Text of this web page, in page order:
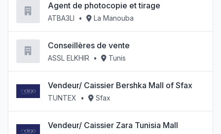
Agent de photocopie et tirage
ATBA3LI • La Manouba
Conseillères de vente
ASSL ELKHIR • Tunis
Vendeur/ Caissier Bershka Mall of Sfax
TUNTEX • Sfax
Vendeur/ Caissier Zara Tunisia Mall